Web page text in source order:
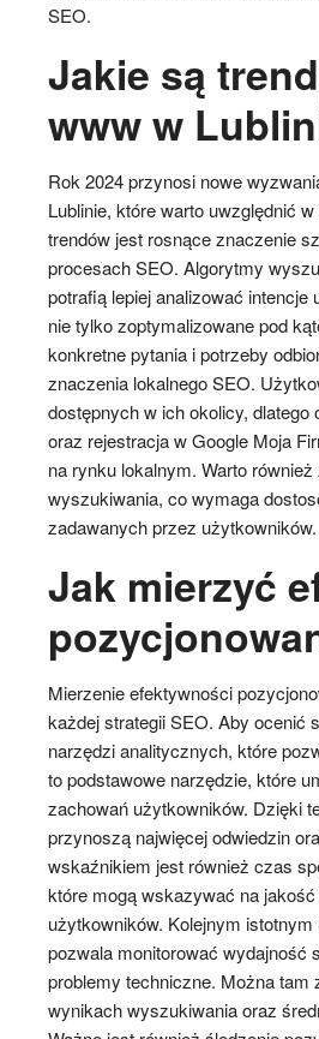
SEO.
Jakie są
www w
Rok 2024 przynosi nowe
Lublinie, które warto uwzględnić
trendów jest rosnące znaczenie
procesach SEO. Algorytmy
potrafią lepiej analizować
nie tylko zoptymalizowane pod
konkretne pytania i potrzeby
znaczenia lokalnego SEO.
dostępnych w ich okolicy,
oraz rejestracja w Google Moja
na rynku lokalnym. Warto
wyszukiwania, co wymaga
zadawanych przez użytkowników.
Jak mierzyć
Mierzenie efektywności
każdej strategii SEO. Aby ocenić
narzędzi analitycznych, które
to podstawowe narzędzie, które
zachowań użytkowników. Dzięki
przynoszą najwięcej odwiedzin
wskaźnikiem jest również czas
które mogą wskazywać na
użytkowników. Kolejnym
pozwala monitorować wydajność
problemy techniczne. Można
wynikach wyszukiwania oraz